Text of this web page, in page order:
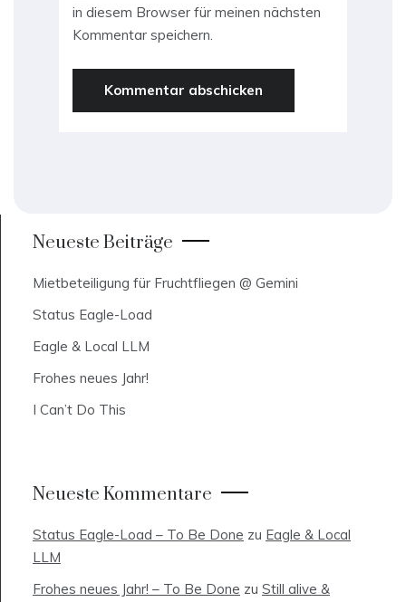
in diesem Browser für meinen nächsten
Kommentar speichern.
Neueste Beiträge
Mietbeteiligung für Fruchtfliegen @ Gemini
Status Eagle-Load
Eagle & Local LLM
Frohes neues Jahr!
I Can’t Do This
Neueste Kommentare
Status Eagle-Load – To Be Done zu Eagle & Local
LLM
Frohes neues Jahr! – To Be Done zu Still alive &